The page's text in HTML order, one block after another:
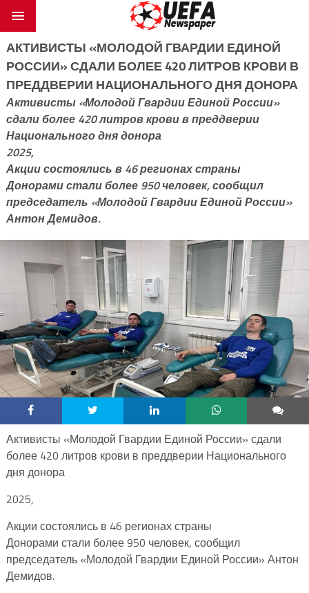
АКТИВИСТЫ «МОЛОДОЙ ГВАРДИИ ЕДИНОЙ
РОССИИ» СДАЛИ БОЛЕЕ 420 ЛИТРОВ КРОВИ В
ПРЕДДВЕРИИ НАЦИОНАЛЬНОГО ДНЯ ДОНОРА
Активисты «Молодой Гвардии Единой России»
сдали более 420 литров крови в преддверии
Национального дня донора
2025,
Акции состоялись в 46 регионах страны
Донорами стали более 950 человек, сообщил
председатель «Молодой Гвардии Единой России»
Антон Демидов.
Активисты «Молодой Гвардии Единой России» сдали
более 420 литров крови в преддверии Национального
дня донора
2025,
Акции состоялись в 46 регионах страны
Донорами стали более 950 человек, сообщил
председатель «Молодой Гвардии Единой России» Антон
Демидов.